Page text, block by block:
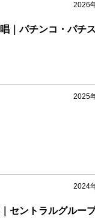
2026
｜パチンコ・パチ
2025
2024
セントラルグルー